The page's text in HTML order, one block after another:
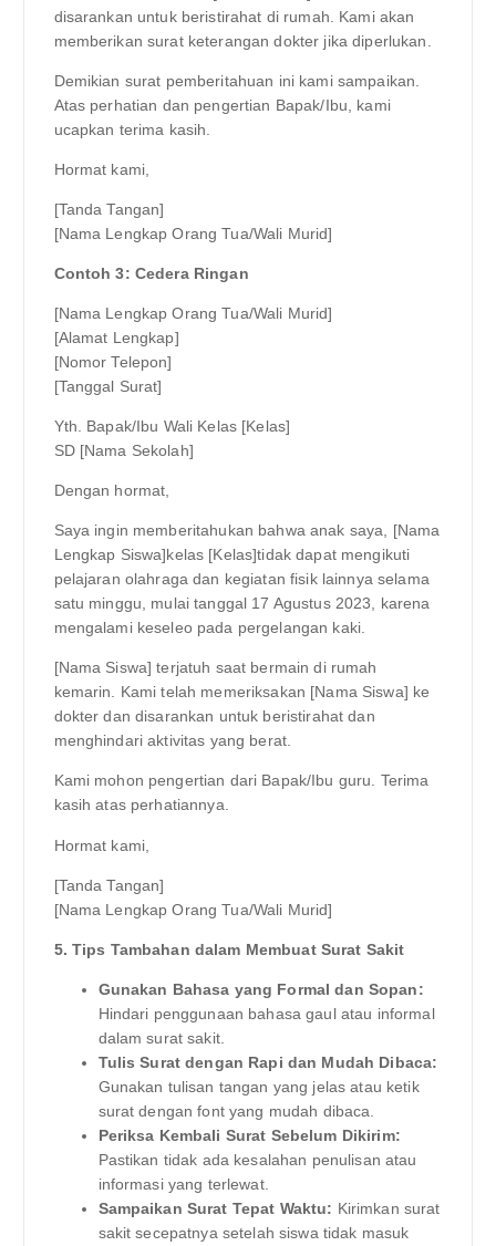
disarankan untuk beristirahat di rumah. Kami akan
memberikan surat keterangan dokter jika diperlukan.
Demikian surat pemberitahuan ini kami sampaikan.
Atas perhatian dan pengertian Bapak/Ibu, kami
ucapkan terima kasih.
Hormat kami,
[Tanda Tangan]
[Nama Lengkap Orang Tua/Wali Murid]
Contoh 3: Cedera Ringan
[Nama Lengkap Orang Tua/Wali Murid]
[Alamat Lengkap]
[Nomor Telepon]
[Tanggal Surat]
Yth. Bapak/Ibu Wali Kelas [Kelas]
SD [Nama Sekolah]
Dengan hormat,
Saya ingin memberitahukan bahwa anak saya, [Nama
Lengkap Siswa]kelas [Kelas]tidak dapat mengikuti
pelajaran olahraga dan kegiatan fisik lainnya selama
satu minggu, mulai tanggal 17 Agustus 2023, karena
mengalami keseleo pada pergelangan kaki.
[Nama Siswa] terjatuh saat bermain di rumah
kemarin. Kami telah memeriksakan [Nama Siswa] ke
dokter dan disarankan untuk beristirahat dan
menghindari aktivitas yang berat.
Kami mohon pengertian dari Bapak/Ibu guru. Terima
kasih atas perhatiannya.
Hormat kami,
[Tanda Tangan]
[Nama Lengkap Orang Tua/Wali Murid]
5. Tips Tambahan dalam Membuat Surat Sakit
Gunakan Bahasa yang Formal dan Sopan:
Hindari penggunaan bahasa gaul atau informal
dalam surat sakit.
Tulis Surat dengan Rapi dan Mudah Dibaca:
Gunakan tulisan tangan yang jelas atau ketik
surat dengan font yang mudah dibaca.
Periksa Kembali Surat Sebelum Dikirim:
Pastikan tidak ada kesalahan penulisan atau
informasi yang terlewat.
Sampaikan Surat Tepat Waktu: Kirimkan surat
sakit secepatnya setelah siswa tidak masuk